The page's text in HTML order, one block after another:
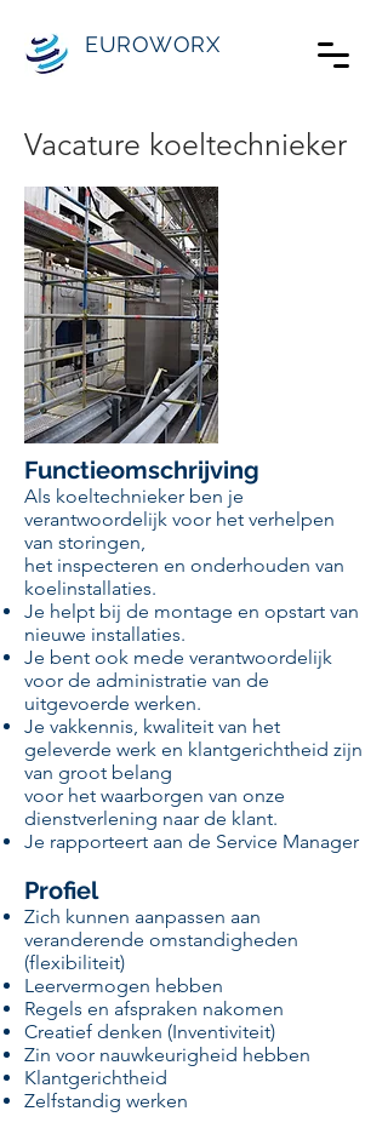
EUROWORX
Vacature koeltechnieker
Functieomschrijving
Als koeltechnieker ben je
verantwoordelijk voor het verhelpen
van storingen,
het inspecteren en onderhouden van
koelinstallaties.
Je helpt bij de montage en opstart van
nieuwe installaties.
Je bent ook mede verantwoordelijk
voor de administratie van de
uitgevoerde werken.
Je vakkennis, kwaliteit van het
geleverde werk en klantgerichtheid zijn
van groot belang
voor het waarborgen van onze
dienstverlening naar de klant.
Je rapporteert aan de Service Manager
Profiel
Zich kunnen aanpassen aan
veranderende omstandigheden
(flexibiliteit)
Leervermogen hebben
Regels en afspraken nakomen
Creatief denken (Inventiviteit)
Zin voor nauwkeurigheid hebben
Klantgerichtheid
Zelfstandig werken